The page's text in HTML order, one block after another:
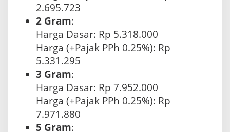
2.695.723
2 Gram:
Harga Dasar: Rp 5.318.000
Harga (+Pajak PPh 0.25%): Rp
5.331.295
3 Gram:
Harga Dasar: Rp 7.952.000
Harga (+Pajak PPh 0.25%): Rp
7.971.880
5 Gram: